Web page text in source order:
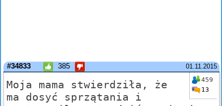
01.11.2015
#34833 385
459
13
Moja mama stwierdziła, że
ma dosyć sprzątania i